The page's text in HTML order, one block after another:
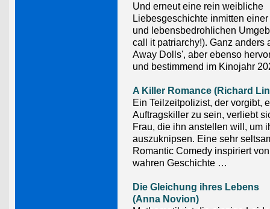
Und erneut eine rein weibliche
Liebesgeschichte inmitten
und lebensbedrohlichen
call it patriarchy!). Ganz anders
Away Dolls', aber ebenso
und bestimmend im Kinojahr
A Killer Romance (Richard
Ein Teilzeitpolizist, der vorgibt,
Auftragskiller zu sein, verliebt
Frau, die ihn anstellen will, um
auszuknipsen. Eine sehr
Romantic Comedy inspiriert
wahren Geschichte …
Die Gleichung ihres Lebens
(Anna Novion)